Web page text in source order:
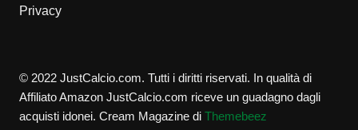
Privacy
© 2022 JustCalcio.com. Tutti i diritti riservati. In qualità di
Affiliato Amazon JustCalcio.com riceve un guadagno dagli
acquisti idonei. Cream Magazine di Themebeez